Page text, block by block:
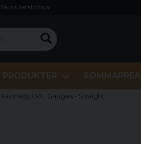
Säkra betalningar
PRODUKTER SOMMARREA
Hornady OAL Gauges - Straight